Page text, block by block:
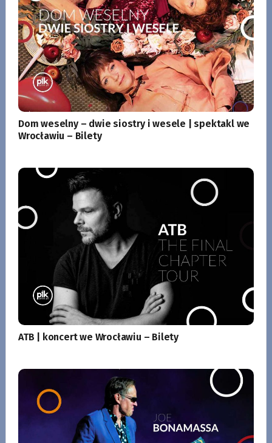
Dom weselny – dwie siostry i wesele | spektakl we
Wrocławiu – Bilety
ATB | koncert we Wrocławiu – Bilety